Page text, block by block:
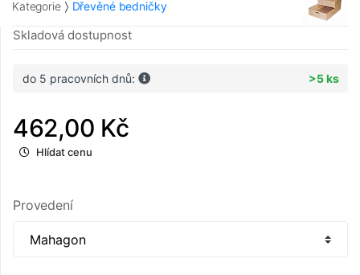
Kategorie Dřevěné bedničky
Skladová dostupnost
do 5 pracovních dnů: >5 ks
462,00 Kč
Hlídat cenu
Provedení